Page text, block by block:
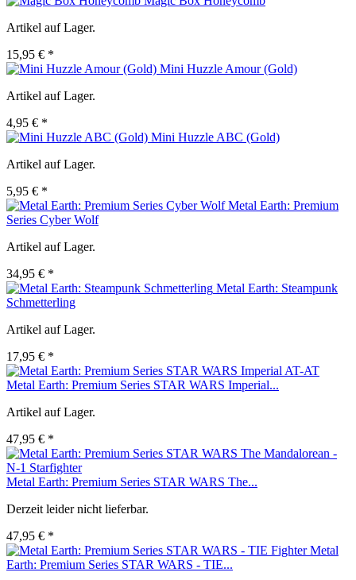
Artikel auf Lager.
15,95 € *
Mini Huzzle Amour (Gold)
Artikel auf Lager.
4,95 € *
Mini Huzzle ABC (Gold)
Artikel auf Lager.
5,95 € *
Metal Earth: Premium
Series Cyber Wolf
Artikel auf Lager.
34,95 € *
Metal Earth: Steampunk
Schmetterling
Artikel auf Lager.
17,95 € *
Metal Earth: Premium Series STAR WARS Imperial...
Artikel auf Lager.
47,95 € *
Metal Earth: Premium Series STAR WARS The...
Derzeit leider nicht lieferbar.
47,95 € *
Metal
Earth: Premium Series STAR WARS - TIE...